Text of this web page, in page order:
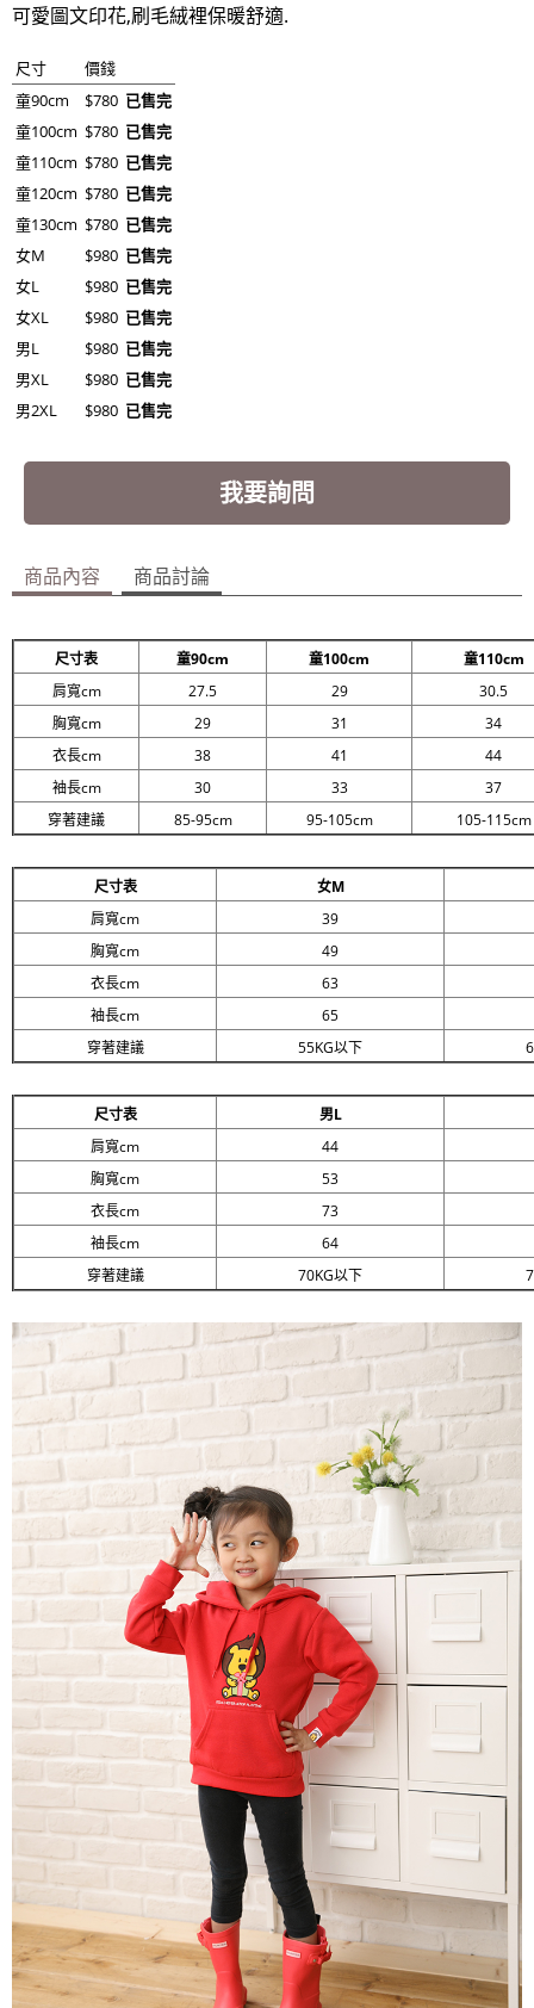
可愛圖文印花,刷毛絨裡保暖舒適.
尺寸
價錢
童90cm
$780 已售完
童100cm $780 已售完
童110cm $780 已售完
童120cm $780 已售完
童130cm $780 已售完
女M
$980 已售完
女L
$980 已售完
女XL
$980 已售完
男L
$980 已售完
男XL
$980 已售完
男2XL
$980 已售完
我要詢問
商品內容 商品討論
尺寸表 童90cm 童100cm
童110cm
肩寬cm
27.5 29
30.5
胸寬cm
29 31
34
衣長cm
38 41
44
袖長cm
30 33
37
穿著建議
85-95cm 95-105cm 105-115cm
尺寸表
女M
肩寬cm
39
胸寬cm
49
衣長cm
63
袖長cm
65
穿著建議
55KG以下
尺寸表
男L
肩寬cm
44
胸寬cm
53
衣長cm
73
袖長cm
64
穿著建議
70KG以下